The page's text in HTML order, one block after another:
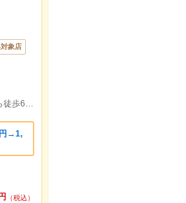
象店
地下鉄「松屋町駅3番出口」 から徒歩3分/地下鉄「谷町六丁目4番出口」から徒歩6分/松屋町駅から174m
→1,
（税込）